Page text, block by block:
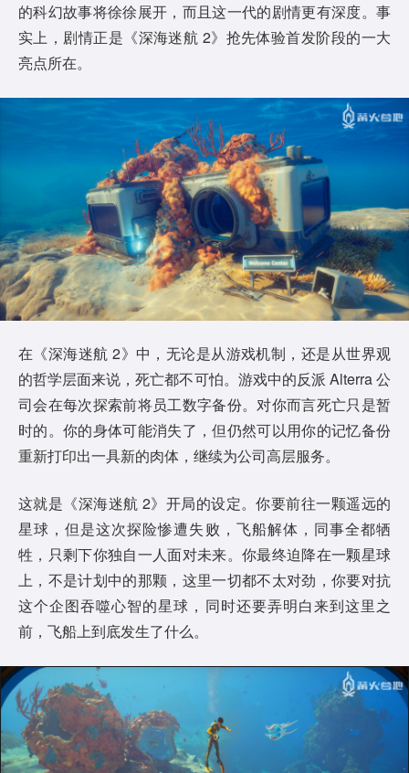
的科幻故事将徐徐展开，而且这一代的剧情更有深度。事
实上，剧情正是《深海迷航 2》抢先体验首发阶段的一大
亮点所在。
在《深海迷航 2》中，无论是从游戏机制，还是从世界观
的哲学层面来说，死亡都不可怕。游戏中的反派 Alterra 公
司会在每次探索前将员工数字备份。对你而言死亡只是暂
时的。你的身体可能消失了，但仍然可以用你的记忆备份
重新打印出一具新的肉体，继续为公司高层服务。
这就是《深海迷航 2》开局的设定。你要前往一颗遥远的
星球，但是这次探险惨遭失败，飞船解体，同事全都牺
牲，只剩下你独自一人面对未来。你最终迫降在一颗星球
上，不是计划中的那颗，这里一切都不太对劲，你要对抗
这个企图吞噬心智的星球，同时还要弄明白来到这里之
前，飞船上到底发生了什么。